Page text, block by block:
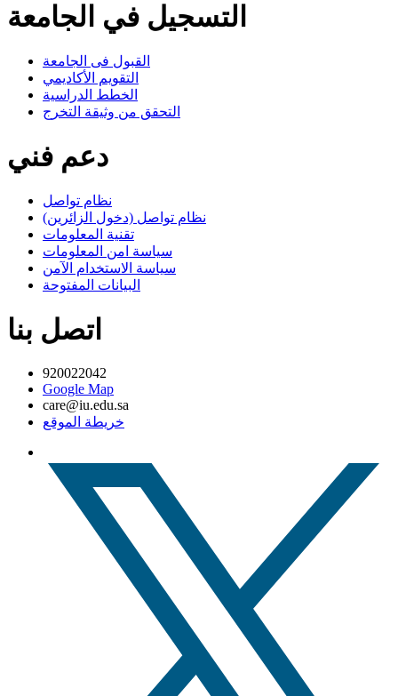
التسجيل في الجامعة
القبول فى الجامعة
التقويم الأكاديمي
الخطط الدراسية
التحقق من وثيقة التخرج
دعم فني
نظام تواصل
نظام تواصل (دخول الزائرين)
تقنية المعلومات
سياسة امن المعلومات
سياسة الاستخدام الآمن
البيانات المفتوحة
اتصل بنا
920022042
Google Map
care@iu.edu.sa
خريطة الموقع